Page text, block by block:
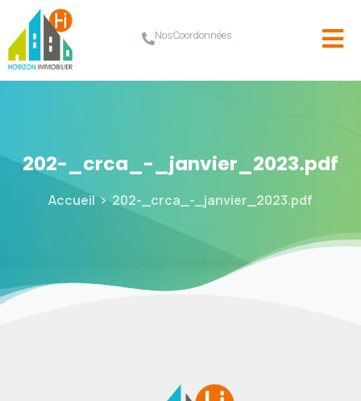
Nos Coordonnées
202-_crca_-_janvier_2023.pdf
Accueil 202-_crca_-_janvier_2023.pdf